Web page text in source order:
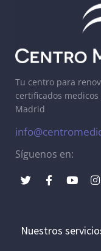
Tu centro para
certificados
Madrid
Síguenos en:
Nuestros